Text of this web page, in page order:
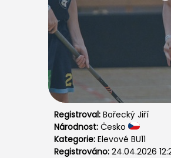
Registroval: Bořecký Jiří
Národnost: Česko
Kategorie: Elevové BU11
Registrováno: 24.04.2026